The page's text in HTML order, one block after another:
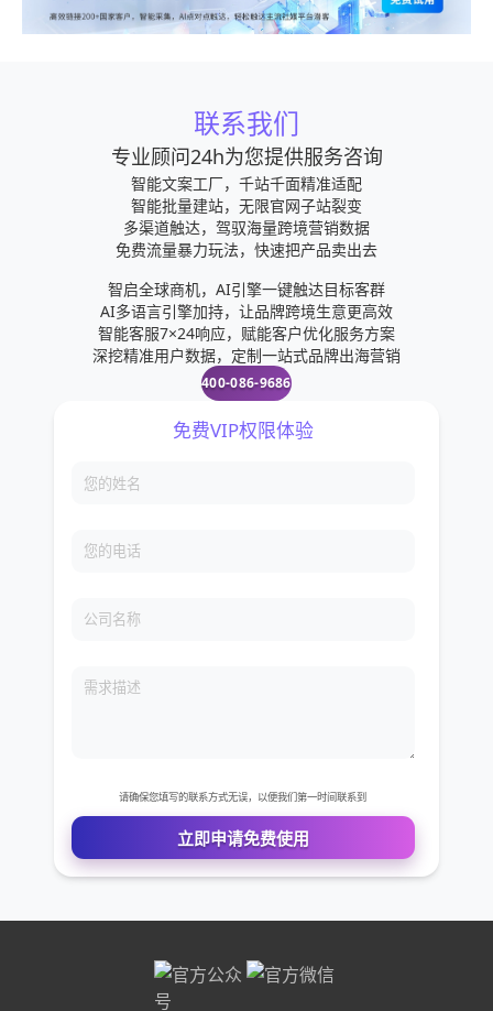
联系我们
专业顾问24h为您提供服务咨询
智能文案工厂，千站千面精准适配
智能批量建站，无限官网子站裂变
多渠道触达，驾驭海量跨境营销数据
免费流量暴力玩法，快速把产品卖出去
智启全球商机，AI引擎一键触达目标客群
AI多语言引擎加持，让品牌跨境生意更高效
智能客服7×24响应，赋能客户优化服务方案
深挖精准用户数据，定制一站式品牌出海营销
400-086-9686
您的姓名
您的电话